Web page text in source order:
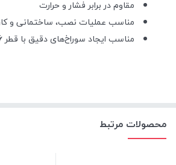
مقاوم در برابر فشار و حرارت
مناسب عملیات نصب، ساختمانی و
مناسب ایجاد سوراخ‌های دقیق با قطر 6 میلی‌متر
محصولات مرتبط